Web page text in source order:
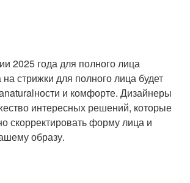
фена Стрижка под мальчика
2025 года для полного лица
стрижки для полного лица будет
и комфорте. Дизайнеры
интересных решений, которые
скорректировать форму лица и
образу.